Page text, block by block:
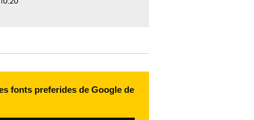
fonts preferides de Google de